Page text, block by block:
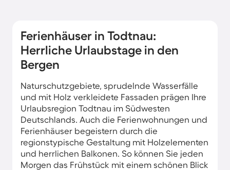
Ferienhäuser in Todtnau:
Herrliche Urlaubstage in den
Bergen
Naturschutzgebiete, sprudelnde Wasserfälle
und mit Holz verkleidete Fassaden prägen Ihre
Urlaubsregion Todtnau im Südwesten
Deutschlands. Auch die Ferienwohnungen und
Ferienhäuser begeistern durch die
regionstypische Gestaltung mit Holzelementen
und herrlichen Balkonen. So können Sie jeden
Morgen das Frühstück mit einem schönen Blick